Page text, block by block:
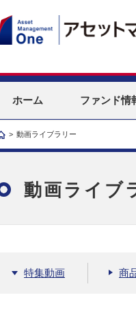
ホーム ファンド情
> 動画ライブラリー
動画ライブ
特集動画 商